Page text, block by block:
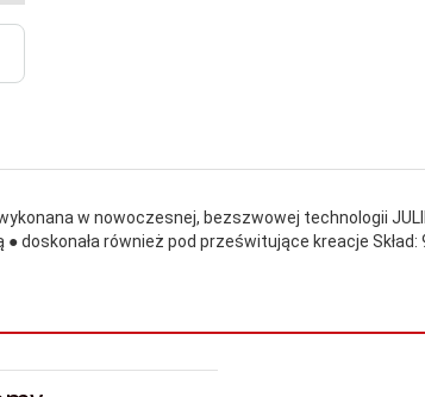
w nowoczesnej, bezszwowej technologii
doskonała również pod prześwitujące kreacje Skład: